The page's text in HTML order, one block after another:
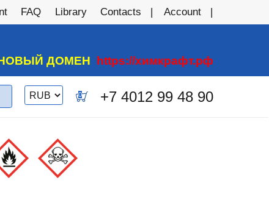
FAQ Library Contacts Account
ДОМЕН https://химкрафт.рф
Switch
currency
0 +7 4012 99 48 90